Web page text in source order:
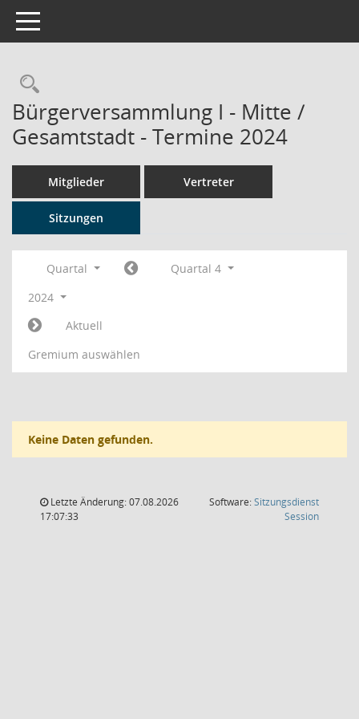
Toggle navigation
Rechercheauswahl
Bürgerversammlung I - Mitte /
Gesamtstadt - Termine 2024
Mitglieder Vertreter
Sitzungen
Quartal
Quartal 4
2024
Aktuell
Gremium auswählen
Keine Daten gefunden.
Letzte Änderung: 07.08.2026
17:07:33
Software:Sitzungsdienst
Session(Wird in